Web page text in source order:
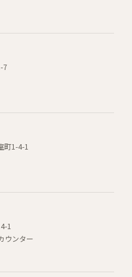
7
町1-4-1
1
ウンター